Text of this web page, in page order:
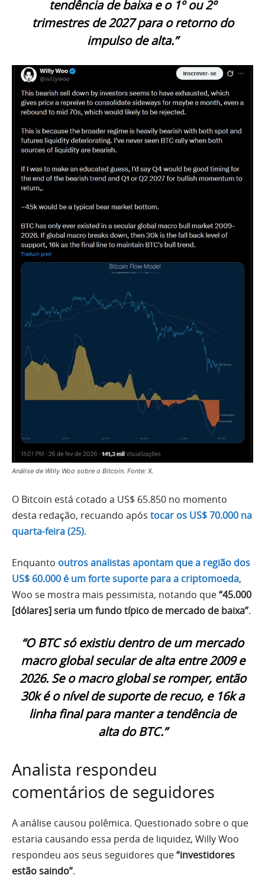
tendência de baixa e o 1º ou 2º
trimestres de 2027 para o retorno do
impulso de alta.”
Análise de Willy Woo sobre o Bitcoin. Fonte: X.
O Bitcoin está cotado a US$ 65.850 no momento
desta redação, recuando após tocar os US$ 70.000 na
quarta-feira (25).
Enquanto outros analistas apontam que a região dos
US$ 60.000 é um forte suporte para a criptomoeda,
Woo se mostra mais pessimista, notando que“45.000
[dólares] seria um fundo típico de mercado de baixa”.
“O BTC só existiu dentro de um mercado
macro global secular de alta entre 2009 e
2026. Se o macro global se romper, então
30k é o nível de suporte de recuo, e 16k a
linha final para manter a tendência de
alta do BTC.”
Analista respondeu
comentários de seguidores
A análise causou polêmica. Questionado sobre o que
estaria causando essa perda de liquidez, Willy Woo
respondeu aos seus seguidores que“investidores
estão saindo”.